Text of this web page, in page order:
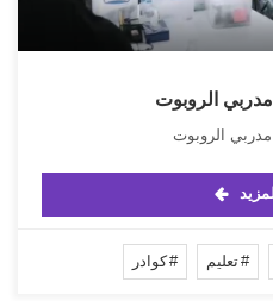
الروبوت
الروبوت
تعليم كوادر